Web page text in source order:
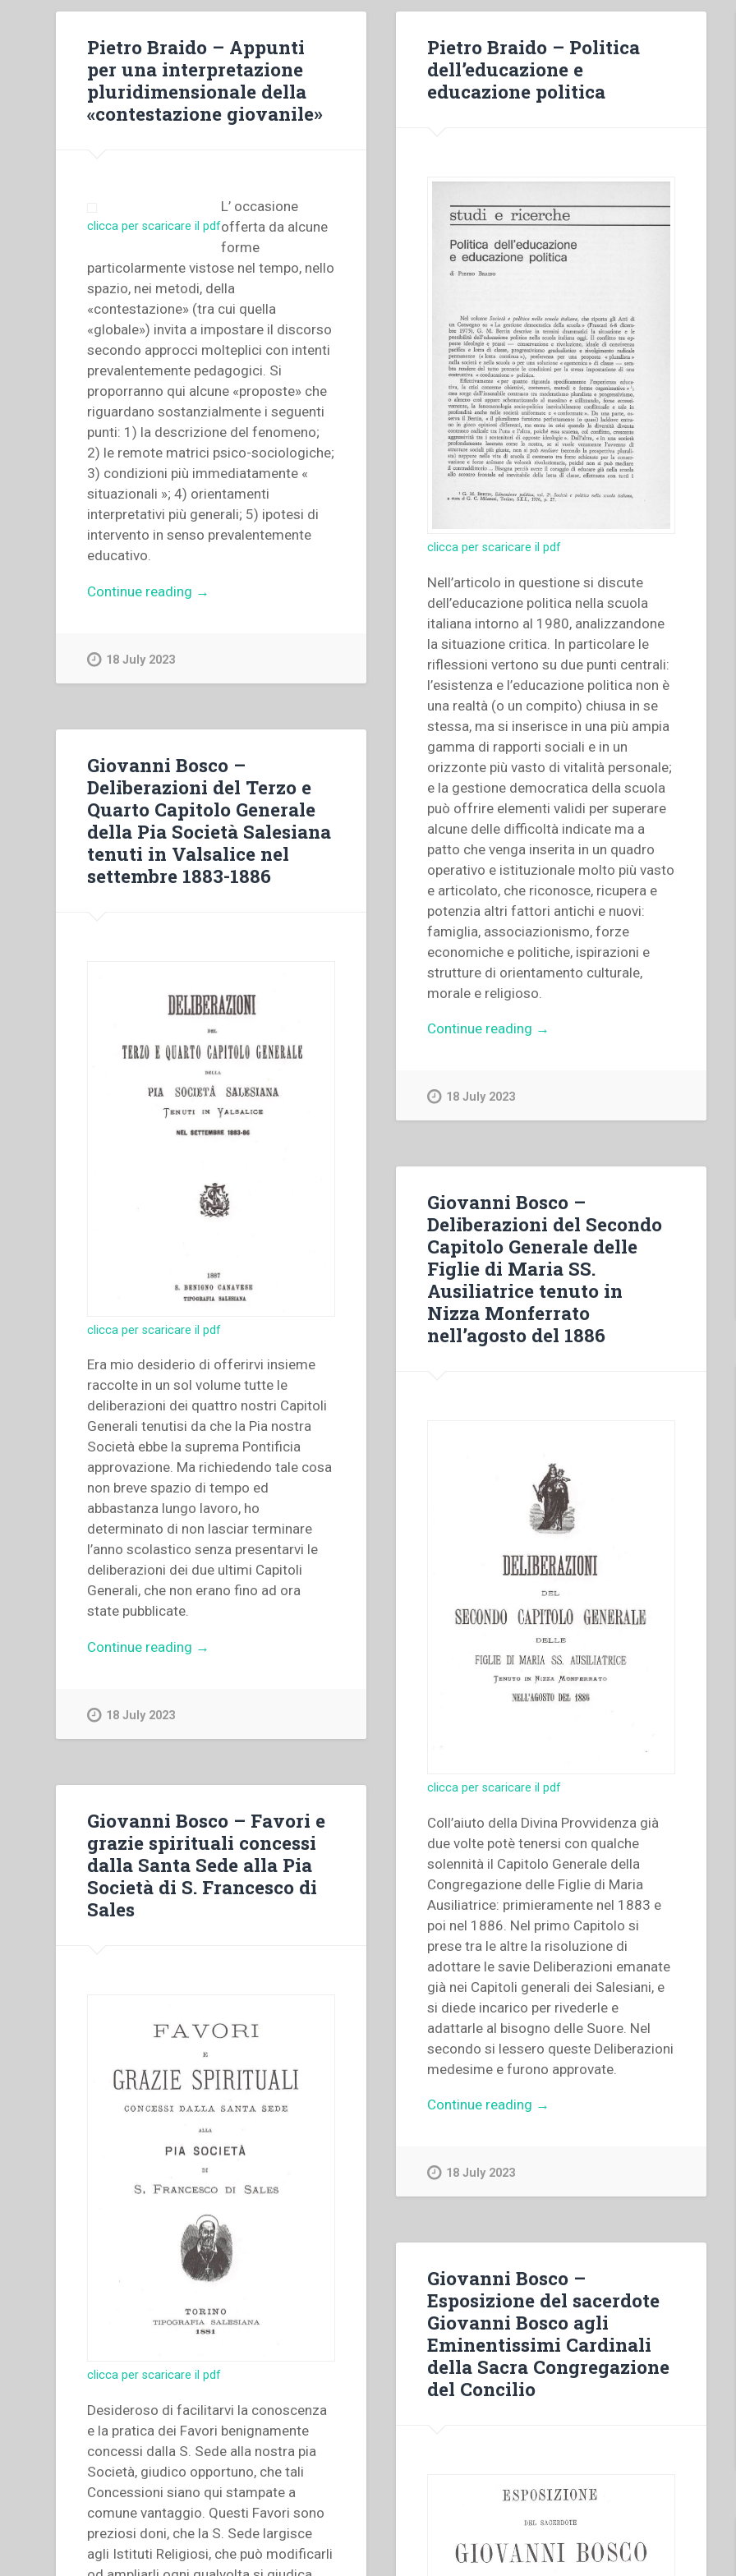
Pietro Braido – Appunti
per una interpretazione
pluridimensionale della
«contestazione giovanile»
clicca per scaricare il pdf
L’ occasione
offerta da alcune
forme
particolarmente vistose nel tempo, nello
spazio, nei metodi, della
«contestazione» (tra cui quella
«globale») invita a impostare il discorso
secondo approcci molteplici con intenti
prevalentemente pedagogici. Si
proporranno qui alcune «proposte» che
riguardano sostanzialmente i seguenti
punti: 1) la descrizione del fenomeno;
2) le remote matrici psico-sociologiche;
3) condizioni più immediatamente «
situazionali »; 4) orientamenti
interpretativi più generali; 5) ipotesi di
intervento in senso prevalentemente
educativo.
Continue reading “Pietro
pluridimensionale
«contestazione
giovanile»”
→
18 July 2023
Pietro Braido – Politica
dell’educazione e
educazione politica
clicca per scaricare il pdf
Nell’articolo in questione si discute
dell’educazione politica nella scuola
italiana intorno al 1980, analizzandone
la situazione critica. In particolare le
riflessioni vertono su due punti centrali:
l’esistenza e l’educazione politica non è
una realtà (o un compito) chiusa in se
stessa, ma si inserisce in una più ampia
gamma di rapporti sociali e in un
orizzonte più vasto di vitalità personale;
e la gestione democratica della scuola
può offrire elementi validi per superare
alcune delle difficoltà indicate ma a
patto che venga inserita in un quadro
operativo e istituzionale molto più vasto
e articolato, che riconosce, ricupera e
potenzia altri fattori antichi e nuovi:
famiglia, associazionismo, forze
economiche e politiche, ispirazioni e
strutture di orientamento culturale,
morale e religioso.
Continue reading “Pietro
politica”
→
18 July 2023
Giovanni Bosco –
Deliberazioni del Terzo e
Quarto Capitolo Generale
della Pia Società Salesiana
tenuti in Valsalice nel
settembre 1883-1886
clicca per scaricare il pdf
Era mio desiderio di offerirvi insieme
raccolte in un sol volume tutte le
deliberazioni dei quattro nostri Capitoli
Generali tenutisi da che la Pia nostra
Società ebbe la suprema Pontificia
approvazione. Ma richiedendo tale cosa
non breve spazio di tempo ed
abbastanza lungo lavoro, ho
determinato di non lasciar terminare
l’anno scolastico senza presentarvi le
deliberazioni dei due ultimi Capitoli
Generali, che non erano fino ad ora
state pubblicate.
Continue reading “Giovanni
Quarto
Generale
della
Pia
Società
1883-
1886”
→
18 July 2023
Giovanni Bosco –
Deliberazioni del Secondo
Capitolo Generale delle
Figlie di Maria SS.
Ausiliatrice tenuto in
Nizza Monferrato
nell’agosto del 1886
clicca per scaricare il pdf
Coll’aiuto della Divina Provvidenza già
due volte potè tenersi con qualche
solennità il Capi­tolo Generale della
Congregazione delle Fi­glie di Maria
Ausiliatrice: primieramente nel 1883 e
poi nel 1886. Nel primo Capitolo si
prese tra le altre la risoluzione di
adottare le savie Deliberazioni emanate
già nei Capitoli ge­nerali dei Salesiani, e
si diede incarico per ri­vederle e
adattarle al bisogno delle Suore. Nel
secondo si lessero queste Deliberazioni
me­desime e furono approvate.
Continue reading “Giovanni
Generale
Figlie
di
Maria
SS.
Ausiliatrice
tenuto
del
→
18 July 2023
Giovanni Bosco – Favori e
grazie spirituali concessi
dalla Santa Sede alla Pia
Società di S. Francesco di
Sales
clicca per scaricare il pdf
Desideroso di facilitarvi la conoscenza
e la pratica dei Favori benignamente
concessi dalla S. Sede alla nostra pia
Società, giudico op­portuno, che tali
Concessioni siano qui stam­pate a
comune vantaggio. Questi Favori sono
preziosi doni, che la S. Sede largisce
agli Isti­tuti Religiosi, che può modificarli
Giovanni Bosco –
Esposizione del sacerdote
Giovanni Bosco agli
Eminentissimi Cardinali
della Sacra Congregazione
del Concilio